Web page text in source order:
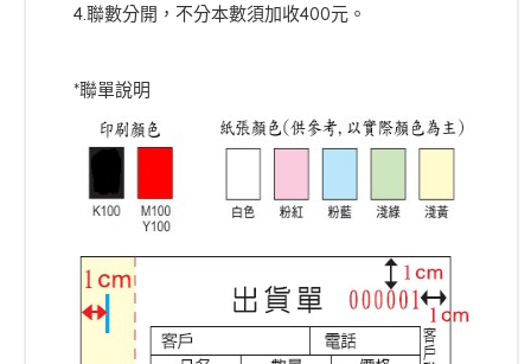
4.聯數分開，不分本數須加收400元。
*聯單說明